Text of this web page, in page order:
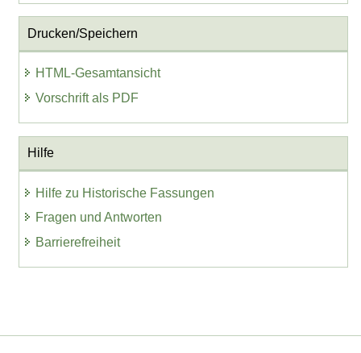
Drucken/Speichern
HTML-Gesamtansicht
Vorschrift als PDF
Hilfe
Hilfe zu Historische Fassungen
Fragen und Antworten
Barrierefreiheit